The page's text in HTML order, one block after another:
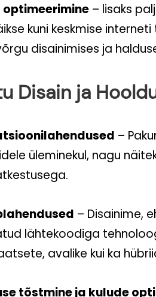
– lisaks
kuni keskmise
disainimises ja
Disain ja
–
üleminekul, nagu
– Disainime,
lähtekoodiga
avalike kui ka
tõstmine ja kulude